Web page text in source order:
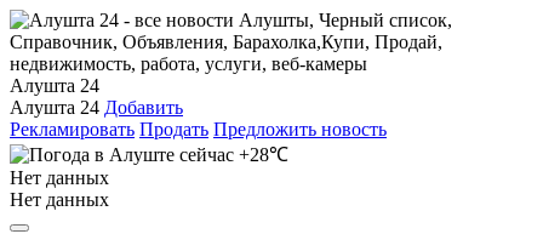
Алушта 24
Алушта 24 Добавить
Рекламировать Продать Предложить новость
+28℃
Нет данных
Нет данных